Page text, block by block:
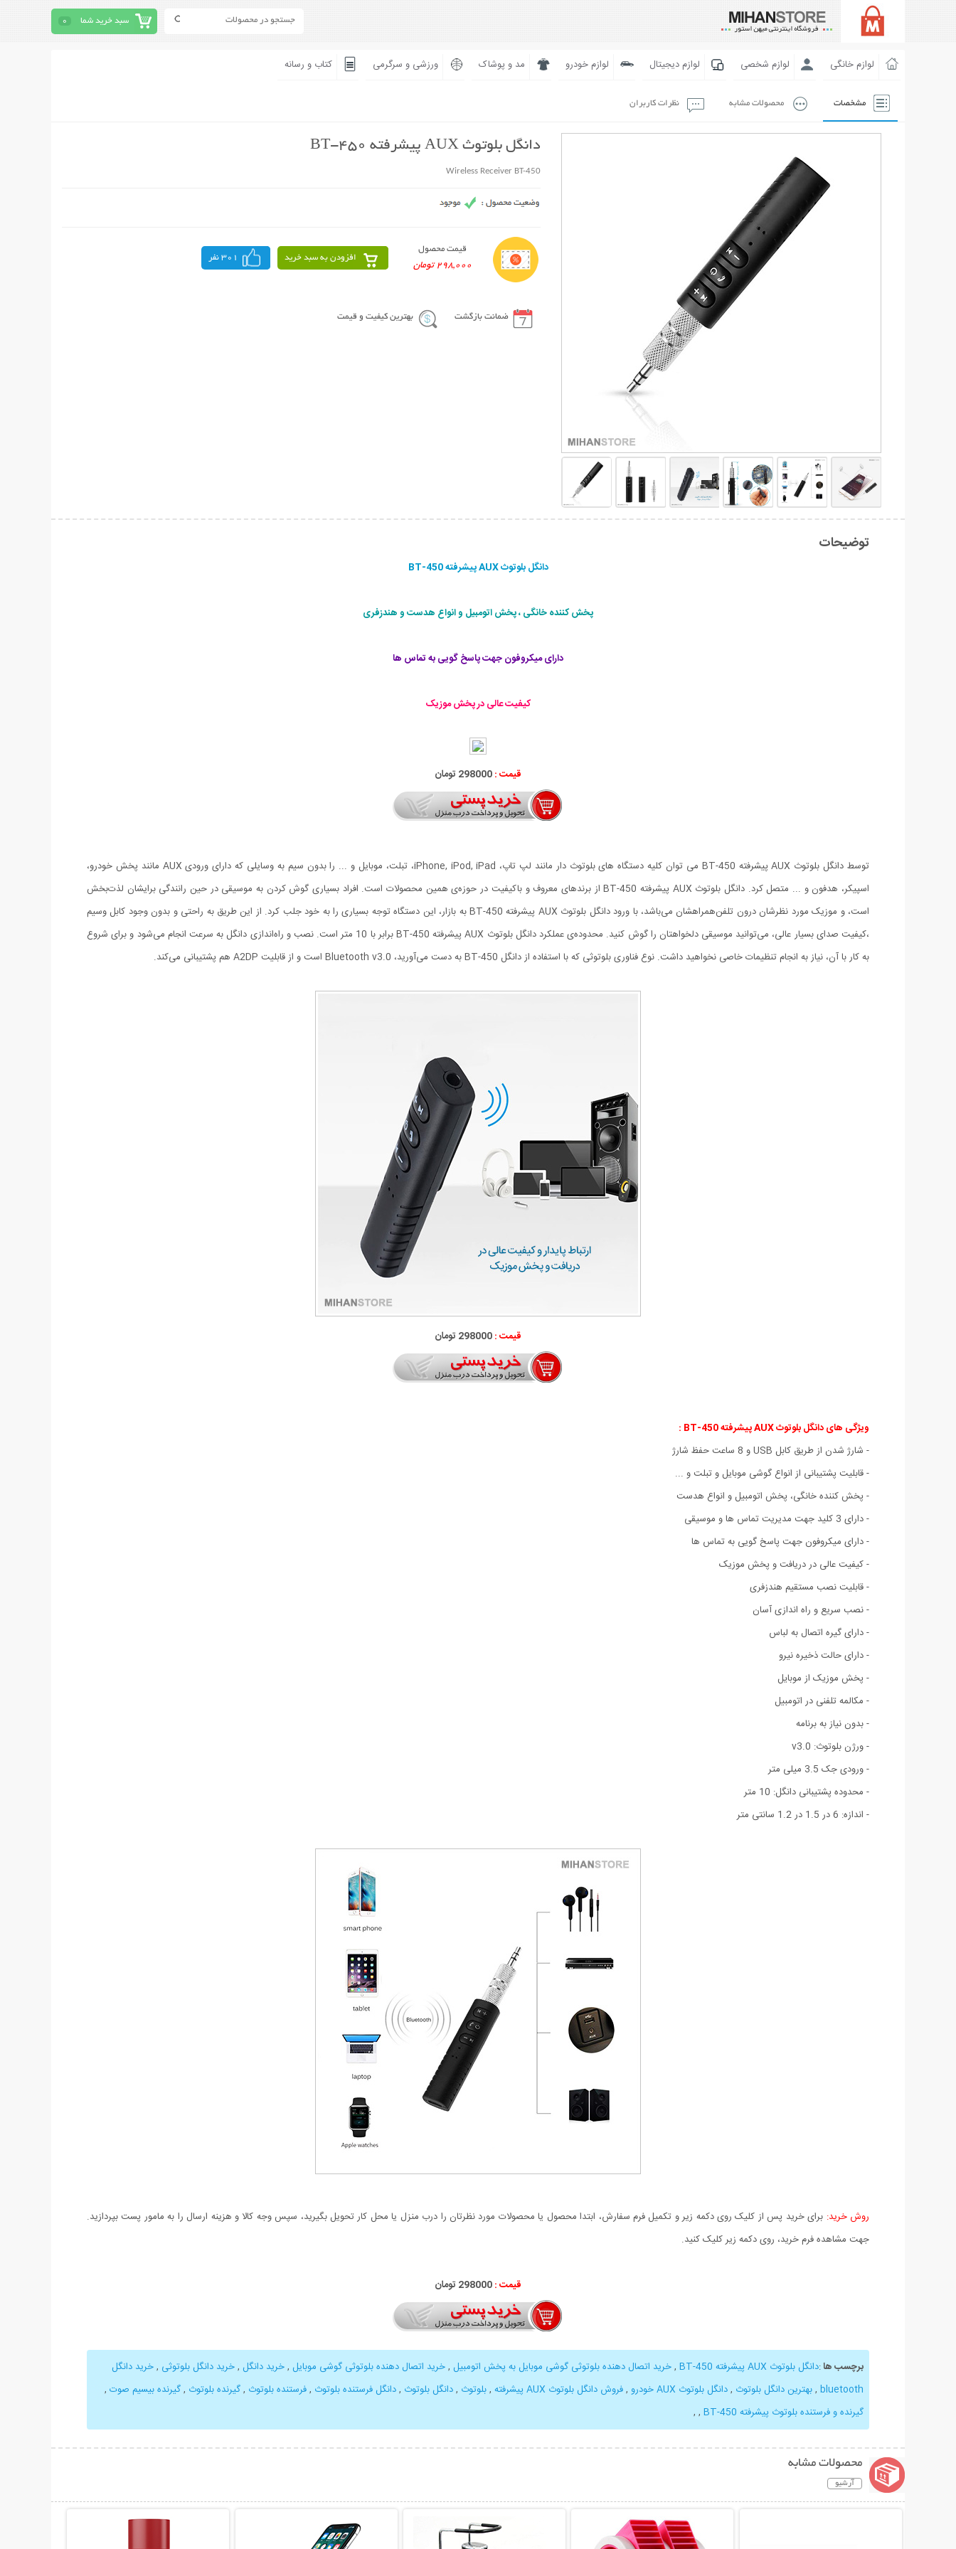
سبد خرید شما 0
لوازم خانگی لوازم شخصی لوازم دیجیتال لوازم خودرو مد و پوشاک ورزشی و سرگرمی کتاب و رسانه
مشخصات محصولات مشابه نظرات کاربران
دانگل بلوتوث AUX پیشرفته BT-450
Wireless Receiver BT-450
قیمت محصول
298,000 تومان
افزودن به سبد خرید 301 نفر
ضمانت بازگشت بهترین کیفیت و قیمت
توضیحات
دانگل بلوتوث AUX پیشرفته BT-450
پخش کننده خانگی ، پخش اتومبيل و انواع هدست و هندزفری
دارای میکروفون جهت پاسخ گویی به تماس ها
کیفیت عالی در پخش موزیک
قیمت :298000 تومان
توسط دانگل بلوتوث AUX پیشرفته BT-450 می توان کلیه دستگاه های بلوتوث دار مانند لپ تاپ، iPhone, iPod, iPad، تبلت، موبایل و ... را بدون سیم به وسایلی که دارای ورودی AUX مانند پخش خودرو،
اسپیکر، هدفون و ... متصل کرد. دانگل بلوتوث AUX پیشرفته BT-450 از برندهای معروف و باکیفیت در حوزه‌ی همین محصولات است. افراد بسیاری گوش کردن به موسیقی در حین رانندگی برایشان لذت‌بخش
است، و موزیک مورد نظرشان درون تلفن‌همراهشان می‌باشد، با ورود دانگل بلوتوث AUX پیشرفته BT-450 به بازار، این دستگاه توجه بسیاری را به خود جلب کرد. از این طریق به راحتی و بدون وجود کابل وسیم
،کیفیت صدای بسیار عالی، می‌توانید موسیقی دلخواهتان را گوش کنید. محدوده‌ی عملکرد دانگل بلوتوث AUX پیشرفته BT-450 برابر با 10 متر است. نصب و راه‌اندازی دانگل به سرعت انجام می‌شود و برای شروع
به کار با آن، نیاز به انجام تنظیمات خاصی نخواهید داشت. نوع فناوری بلوتوثی که با استفاده از دانگل BT-450 به دست می‌آورید، Bluetooth v3.0 است و از قابلیت A2DP هم پشتیبانی می‌کند.
قیمت :298000 تومان
ویژگی های دانگل بلوتوث AUX پیشرفته BT-450 :
- شارژ شدن از طریق کابل USB و 8 ساعت حفظ شارژ
- قابلیت پشتیبانی از انواع گوشی موبایل و تبلت و ...
- پخش کننده خانگی، پخش اتومبيل و انواع هدست
- دارای 3 کلید جهت مدیریت تماس ها و موسیقی
- دارای میکروفون جهت پاسخ گویی به تماس ها
- کیفیت عالی در دریافت و پخش موزیک
- قابلیت نصب مستقیم هندزفری
- نصب سریع و راه اندازی آسان
- دارای گیره اتصال به لباس
- دارای حالت ذخیره نیرو
- پخش موزيک از موبايل
- مکالمه تلفنی در اتومبیل
- بدون نیاز به برنامه
- ورژن بلوتوث: v3.0
- ورودی جک 3.5 میلی متر
- محدوده پشتیبانی دانگل: 10 متر
- اندازه: 6 در 1.5 در 1.2 سانتی متر
روش خرید: برای خرید پس از کلیک روی دکمه زیر و تکمیل فرم سفارش، ابتدا محصول یا محصولات مورد نظرتان را درب منزل یا محل کار تحویل بگیرید، سپس وجه کالا و هزینه ارسال را به مامور پست بپردازید.
جهت مشاهده فرم خرید، روی دکمه زیر کلیک کنید.
قیمت :298000 تومان
برچسب ها:دانگل بلوتوث AUX پیشرفته BT-450 ,خرید اتصال دهنده بلوتوثی گوشی موبایل به پخش اتومبیل ,خرید اتصال دهنده بلوتوثی گوشی موبایل ,خرید دانگل ,خرید دانگل بلوتوثی ,خرید دانگل
bluetooth
,بهترین دانگل بلوتوث ,دانگل بلوتوث AUX خودرو ,فروش دانگل بلوتوث AUX پیشرفته ,بلوتوث ,دانگل بلوتوث ,دانگل فرستنده بلوتوث ,فرستنده بلوتوث ,گیرنده بلوتوث ,گیرنده بیسیم صوت ,
گیرنده و فرستنده بلوتوث پیشرفته BT-450
,
,
محصولات مشابه
آرشیو